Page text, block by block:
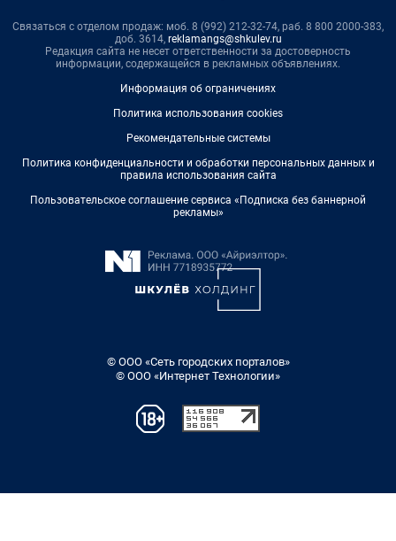
Связаться с отделом продаж: моб. 8 (992) 212-32-74, раб. 8 800 2000-383,
доб. 3614, reklamangs@shkulev.ru
Редакция сайта не несет ответственности за достоверность
информации, содержащейся в рекламных объявлениях.
Информация об ограничениях
Политика использования cookies
Рекомендательные системы
Политика конфиденциальности и обработки персональных данных и
правила использования сайта
Пользовательское соглашение сервиса «Подписка без баннерной
рекламы»
© ООО «Сеть городских порталов»
© ООО «Интернет Технологии»